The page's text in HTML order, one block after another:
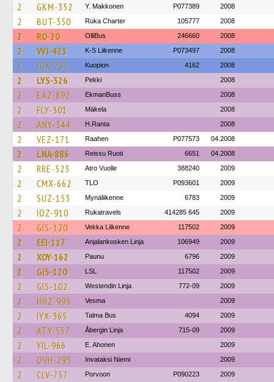
2 GKM-352 Y. Makkonen P077389 2008
2 BUT-350 Ruka Charter 105777 2008
2 RO-20 OlliBus 246660 2008
2 VVJ-423 K-S Liikenne P073497 2008
2 JGX-782 Kuopion 4162 2008
2 LYS-326 Pekki 2008
2 EAZ-892 EkmanBuss 2008
2 FLY-301 Mäkela 2008
2 ANY-344 H.Ranta 2008
2 VEZ-171 Raahen P077573 04.2008
2 LNA-886 Reissu Ruoti 6651 04.2008
2 RRE-523 Atro Vuolle 388240 2009
2 CMX-662 TLO P093601 2009
2 SUZ-153 Mynäliikenne 6783 2009
2 IOZ-910 Rukatravels 414285 645 2009
2 GIS-120 Vekka Liikenne 117502 2009
2 EEI-117 Anjalankosken Linja 106949 2009
2 XOY-162 Paunu 6796 2009
2 GIS-120 LSL 117502 2009
2 GIS-102 Westendin Linja 772-09 2009
2 HHZ-995 Vesma 2009
2 IYX-365 Talma Bus 4094 2009
2 ATY-557 Åbergin Linja 715-09 2009
2 YIL-966 E. Ahonen 2009
2 OVH-295 Invataksi Niemi 2009
2 CLV-757 Porvoon P090223 2009